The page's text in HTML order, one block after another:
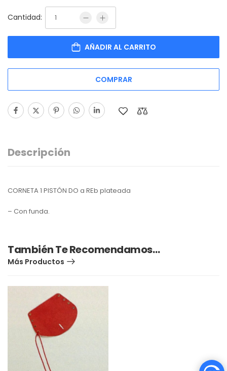
Cantidad:
AÑADIR AL CARRITO
COMPRAR
Descripción
CORNETA 1 PISTÓN DO a REb plateada
– Con funda.
También Te Recomendamos…
Más Productos